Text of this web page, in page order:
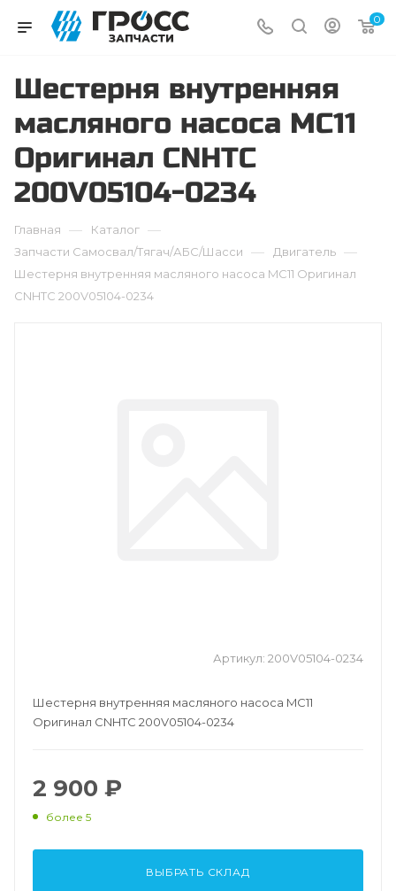
0
Шестерня внутренняя
масляного насоса MC11
Оригинал CNHTC
200V05104-0234
Главная — Каталог —
Запчасти Самосвал/Тягач/АБС/Шасси — Двигатель —
Шестерня внутренняя масляного насоса MC11 Оригинал
CNHTC 200V05104-0234
Артикул: 200V05104-0234
Шестерня внутренняя масляного насоса MC11
Оригинал CNHTC 200V05104-0234
2 900 ₽
более 5
ВЫБРАТЬ СКЛАД